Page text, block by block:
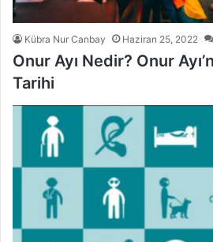
Kübra Nur Canbay Haziran 25, 2022
Onur Ayı Nedir? Onur
Tarihi